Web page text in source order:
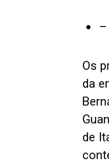
–
Os
da
de